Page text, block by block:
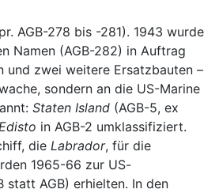
AGB-278 bis -281). 1943 wurde
Namen (AGB-282) in Auftrag
und zwei weitere Ersatzbauten –
sondern an die US-Marine
Staten Island (AGB-5, ex
Edisto in AGB-2 umklassifiziert.
die Labrador, für die
1965-66 zur US-
statt AGB) erhielten. In den